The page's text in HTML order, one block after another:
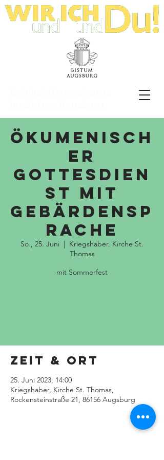
Ökumenisch
er
Gottesdien
st mit
Gebärdensp
rache
So., 25. Juni
  |
Kriegshaber, Kirche St.
Thomas
mit Sommerfest
Zeit & Ort
25. Juni 2023, 14:00
Kriegshaber, Kirche St. Thomas,
Rockensteinstraße 21, 86156 Augsburg